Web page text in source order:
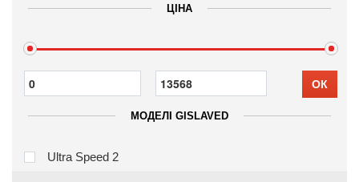
ЦІНА
ОК
МОДЕЛІ GISLAVED
Ultra Speed 2